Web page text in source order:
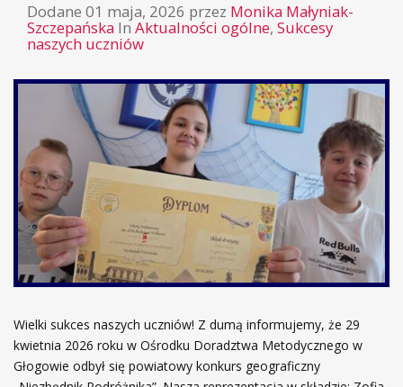
Dodane 01 maja, 2026 przez Monika Małyniak-
Szczepańska InAktualności ogólne, Sukcesy
naszych uczniów
Wielki sukces naszych uczniów! Z dumą informujemy, że 29
kwietnia 2026 roku w Ośrodku Doradztwa Metodycznego w
Głogowie odbył się powiatowy konkurs geograficzny